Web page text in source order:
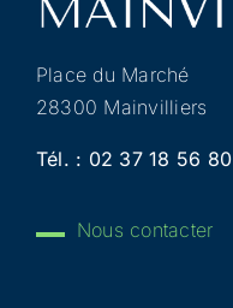
Place du Marché
28300 Mainvilliers
Tél. : 02 37 18 56 80
Nous contacter